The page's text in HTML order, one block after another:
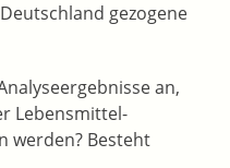
gezogene
an,
Lebensmittel-
werden? Besteht